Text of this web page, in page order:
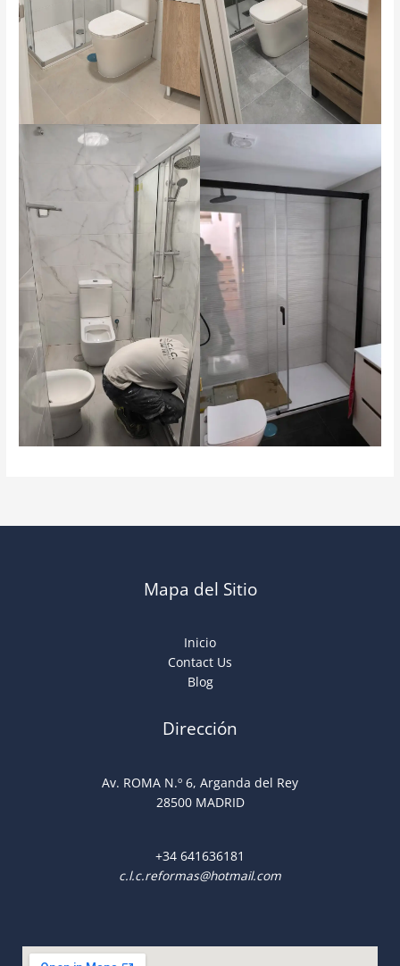
Mapa del Sitio
Inicio
Contact Us
Blog
Dirección
Av. ROMA N.º 6, Arganda del Rey
28500 MADRID
+34 641636181
c.l.c.reformas@hotmail.com